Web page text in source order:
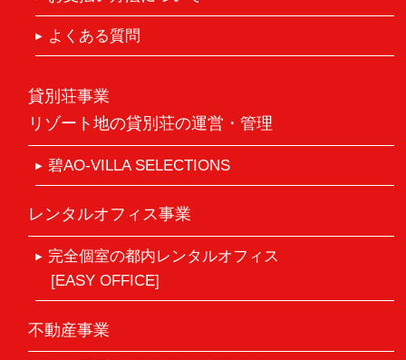
よくある質問
貸別荘事業
リゾート地の貸別荘の運営・管理
碧AO-VILLA SELECTIONS
レンタルオフィス事業
完全個室の都内レンタルオフィス
[EASY OFFICE]
不動産事業